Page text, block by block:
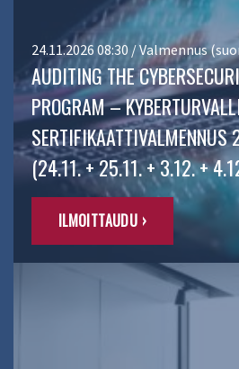
24.11.2026 08:30 / Valmennus
AUDITING THE
PROGRAM –
(24.11. + 25.11. + 3.12. +
ILMOITTAUDU ›